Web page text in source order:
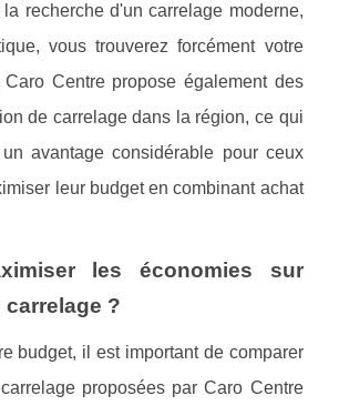
recherche d'un carrelage moderne,
vous trouverez forcément votre
Centre propose également des
de carrelage dans la région, ce qui
avantage considérable pour ceux
leur budget en combinant achat
les économies sur
?
budget, il est important de comparer
proposées par Caro Centre